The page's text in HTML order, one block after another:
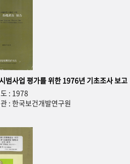
범사업 평가를 위한 1976년 기초조사 보고
: 1978
: 한국보건개발연구원